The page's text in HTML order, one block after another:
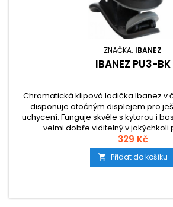
ZNAČKA: IBANEZ
IBANEZ PU3-BK
Chromatická klipová ladička Ibanez v
disponuje otočným displejem pro
uchycení. Funguje skvěle s kytarou i
velmi dobře viditelný v jakýchkoli
329 Kč
 Přidat do košíku